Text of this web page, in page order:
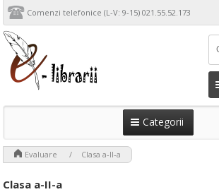
Comenzi telefonice (L-V: 9-15) 021.55.52.173
Categorii
Evaluare Clasa a-II-a
Clasa a-II-a